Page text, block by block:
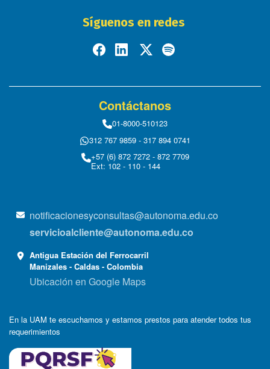
Síguenos en redes
Contáctanos
01-8000-510123
312 767 9859 - 317 894 0741
+57 (6) 872 7272 - 872 7709
Ext: 102 - 110 - 144
notificacionesyconsultas@autonoma.edu.co
servicioalcliente@autonoma.edu.co
Antigua Estación del Ferrocarril
Manizales - Caldas - Colombia
Ubicación en Google Maps
En la UAM te escuchamos y estamos prestos para atender todos tus
requerimientos